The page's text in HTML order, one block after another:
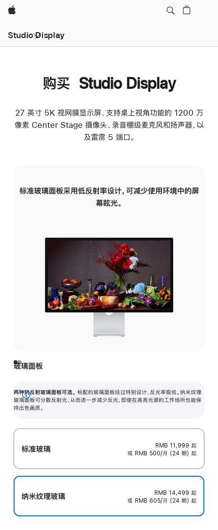
Apple
Studio Display
购买 Studio Display
27 英寸 5K 视网膜显示屏、支持桌上视角功能的 1200 万
像素 Center Stage 摄像头、录音棚级麦克风和扬声器，以
及雷雳 5 端口。
标准玻璃面板采用低反射率设计，可减少使用环境中的屏
幕眩光。
玻璃面板
两种抗反射玻璃面板可选。 标配的玻璃面板经过特别设计，反光率极低。纳米纹理
玻璃面板可分散反射光，从而进一步减少反光，即使在高亮光源的工作场所也能保
持出色画质。
展
开
标准玻璃 RMB 11,999 起
或 RMB 500/月 (24 期) 起
纳米纹理玻璃 RMB 14,499 起
或 RMB 605/月 (24 期) 起